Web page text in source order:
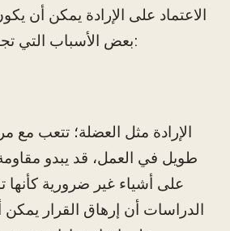
الاعتماد على الإرادة يمكن أن
بعض الأسباب التي تجعلها غالبًا ما تفشل:
الإرادة مثل العضلة؛ تتعب مع
طويل في العمل، قد يبدو مقاومة
على أشياء غير ضرورية
الدراسات أن إرهاق القرار يمكن